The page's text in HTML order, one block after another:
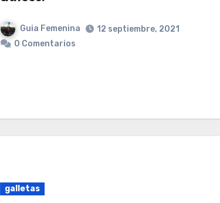
Guia Femenina
12 septiembre, 2021
0 Comentarios
galletas